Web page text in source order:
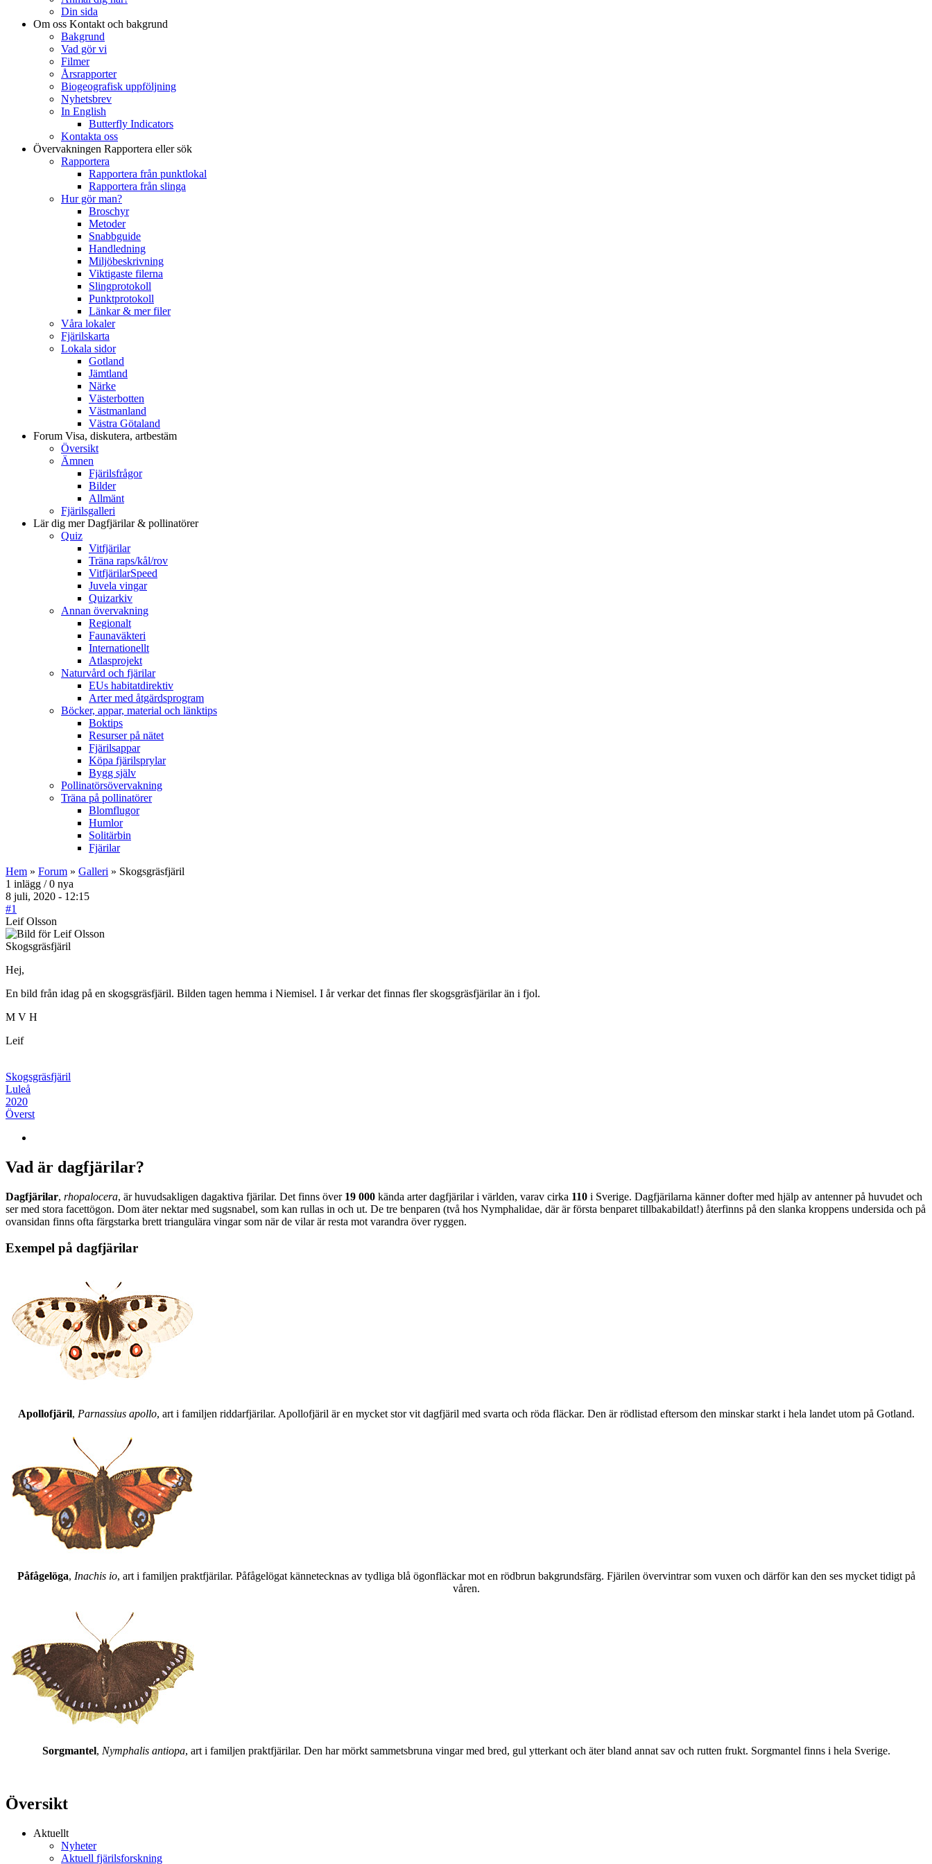
Din sida
Om oss Kontakt och bakgrund
Bakgrund
Vad gör vi
Filmer
Årsrapporter
Biogeografisk uppföljning
Nyhetsbrev
In English
Butterfly Indicators
Kontakta oss
Övervakningen Rapportera eller sök
Rapportera
Rapportera från punktlokal
Rapportera från slinga
Hur gör man?
Broschyr
Metoder
Snabbguide
Handledning
Miljöbeskrivning
Viktigaste filerna
Slingprotokoll
Punktprotokoll
Länkar & mer filer
Våra lokaler
Fjärilskarta
Lokala sidor
Gotland
Jämtland
Närke
Västerbotten
Västmanland
Västra Götaland
Forum Visa, diskutera, artbestäm
Översikt
Ämnen
Fjärilsfrågor
Bilder
Allmänt
Fjärilsgalleri
Lär dig merDagfjärilar & pollinatörer
Quiz
Vitfjärilar
Träna raps/kål/rov
VitfjärilarSpeed
Juvela vingar
Quizarkiv
Annan övervakning
Regionalt
Faunaväkteri
Internationellt
Atlasprojekt
Naturvård och fjärilar
EUs habitatdirektiv
Arter med åtgärdsprogram
Böcker, appar, material och länktips
Boktips
Resurser på nätet
Fjärilsappar
Köpa fjärilsprylar
Bygg själv
Pollinatörsövervakning
Träna på pollinatörer
Blomflugor
Humlor
Solitärbin
Fjärilar
Hem » Forum » Galleri » Skogsgräsfjäril
1 inlägg / 0 nya
8 juli, 2020 - 12:15
#1
Leif Olsson
Skogsgräsfjäril
Hej,
En bild från idag på en skogsgräsfjäril. Bilden tagen hemma i Niemisel. I år verkar det finnas fler skogsgräsfjärilar än i fjol.
M V H
Leif
Skogsgräsfjäril
Luleå
2020
Överst
Vad är dagfjärilar?
Dagfjärilar, rhopalocera, är huvudsakligen dagaktiva fjärilar. Det finns över 19 000 kända arter dagfjärilar i världen, varav cirka 110 i Sverige. Dagfjärilarna känner dofter med hjälp av antenner på huvudet och
ser med stora facettögon. Dom äter nektar med sugsnabel, som kan rullas in och ut. De tre benparen (två hos Nymphalidae, där är första benparet tillbakabildat!) återfinns på den slanka kroppens undersida och på
ovansidan finns ofta färgstarka brett triangulära vingar som när de vilar är resta mot varandra över ryggen.
Exempel på dagfjärilar
Apollofjäril, Parnassius apollo, art i familjen riddarfjärilar. Apollofjäril är en mycket stor vit dagfjäril med svarta och röda fläckar. Den är rödlistad eftersom den minskar starkt i hela landet utom på Gotland.
Påfågelöga, Inachis io, art i familjen praktfjärilar. Påfågelögat kännetecknas av tydliga blå ögonfläckar mot en rödbrun bakgrundsfärg. Fjärilen övervintrar som vuxen och därför kan den ses mycket tidigt på
våren.
Sorgmantel, Nymphalis antiopa, art i familjen praktfjärilar. Den har mörkt sammetsbruna vingar med bred, gul ytterkant och äter bland annat sav och rutten frukt. Sorgmantel finns i hela Sverige.
Översikt
Aktuellt
Nyheter
Aktuell fjärilsforskning